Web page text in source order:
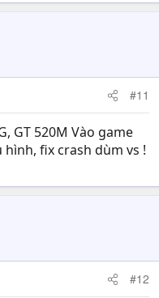
#11
GT 520M Vào game
fix crash dùm vs !
#12